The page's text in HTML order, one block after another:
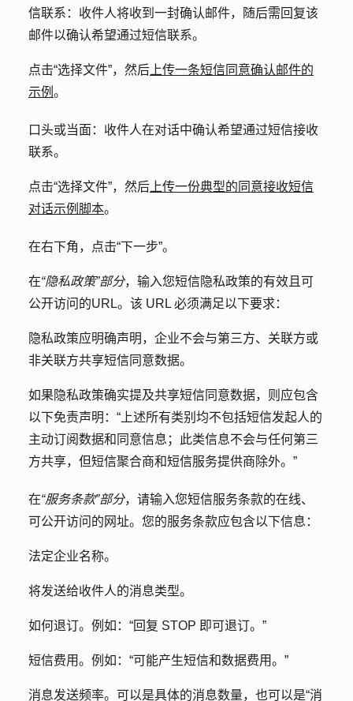
信联系 ：收件人将收到一封确认邮件，随后需回复该
邮件以确认希望通过短信联系。
点击“选择文件”，然后 上传一条短信同意确认邮件的
示例 。
口头或当面 ：收件人在对话中确认希望通过短信接收
联系。
点击“选择文件”，然后 上传一份典型的同意接收短信
对话示例脚本。
在右下角，点击“下一步”。
在“隐私政策”部分，输入您短信隐私政策的有效且可
公开访问的URL。该 URL 必须满足以下要求：
隐私政策应明确声明，企业不会与第三方、关联方或
非关联方共享短信同意数据。
如果隐私政策确实提及共享短信同意数据，则应包含
以下免责声明：“上述所有类别均不包括短信发起人的
主动订阅数据和同意信息；此类信息不会与任何第三
方共享，但短信聚合商和短信服务提供商除外。”
在“服务条款”部分，请输入您短信服务条款的在线、
可公开访问的 网址。您的服务条款应包含以下信息：
法定企业名称。
将发送给收件人的消息类型。
如何退订。例如：“回复 STOP 即可退订。”
短信费用。例如：“可能产生短信和数据费用。”
消息发送频率。可以是具体的消息数量，也可以是“消